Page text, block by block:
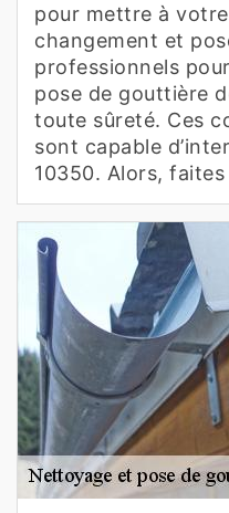
pour mettre à
changement et
professionnels
pose de gouttière
toute sûreté. Ces
sont capable
10350. Alors,